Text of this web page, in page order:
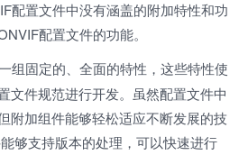
配置文件中没有涵盖的附加特性和功
配置文件的功能。
组固定的、全面的特性，这些特性使
文件规范进行开发。虽然配置文件中
附加组件能够轻松适应不断发展的技
够支持版本的处理，可以快速进行